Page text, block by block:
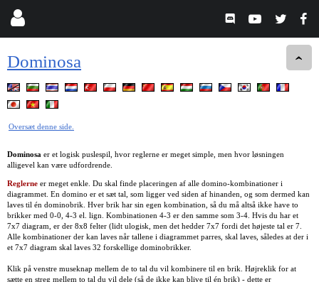
Dominosa
Oversæt denne side.
Dominosa er et logisk puslespil, hvor reglerne er meget simple, men hvor løsningen
alligevel kan være udfordrende.
Reglerne er meget enkle. Du skal finde placeringen af alle domino-kombinationer i
diagrammet. En domino er et sæt tal, som ligger ved siden af hinanden, og som dermed kan
laves til én dominobrik. Hver brik har sin egen kombination, så du må altså ikke have to
brikker med 0-0, 4-3 el. lign. Kombinationen 4-3 er den samme som 3-4. Hvis du har et
7x7 diagram, er der 8x8 felter (lidt ulogisk, men det hedder 7x7 fordi det højeste tal er 7.
Alle kombinationer der kan laves når tallene i diagrammet parres, skal laves, således at der i
et 7x7 diagram skal laves 32 forskellige dominobrikker.
Klik på venstre museknap mellem de to tal du vil kombinere til en brik. Højreklik for at
sætte en streg mellem to tal du vil dele (så de ikke kan blive til én brik) - dette er